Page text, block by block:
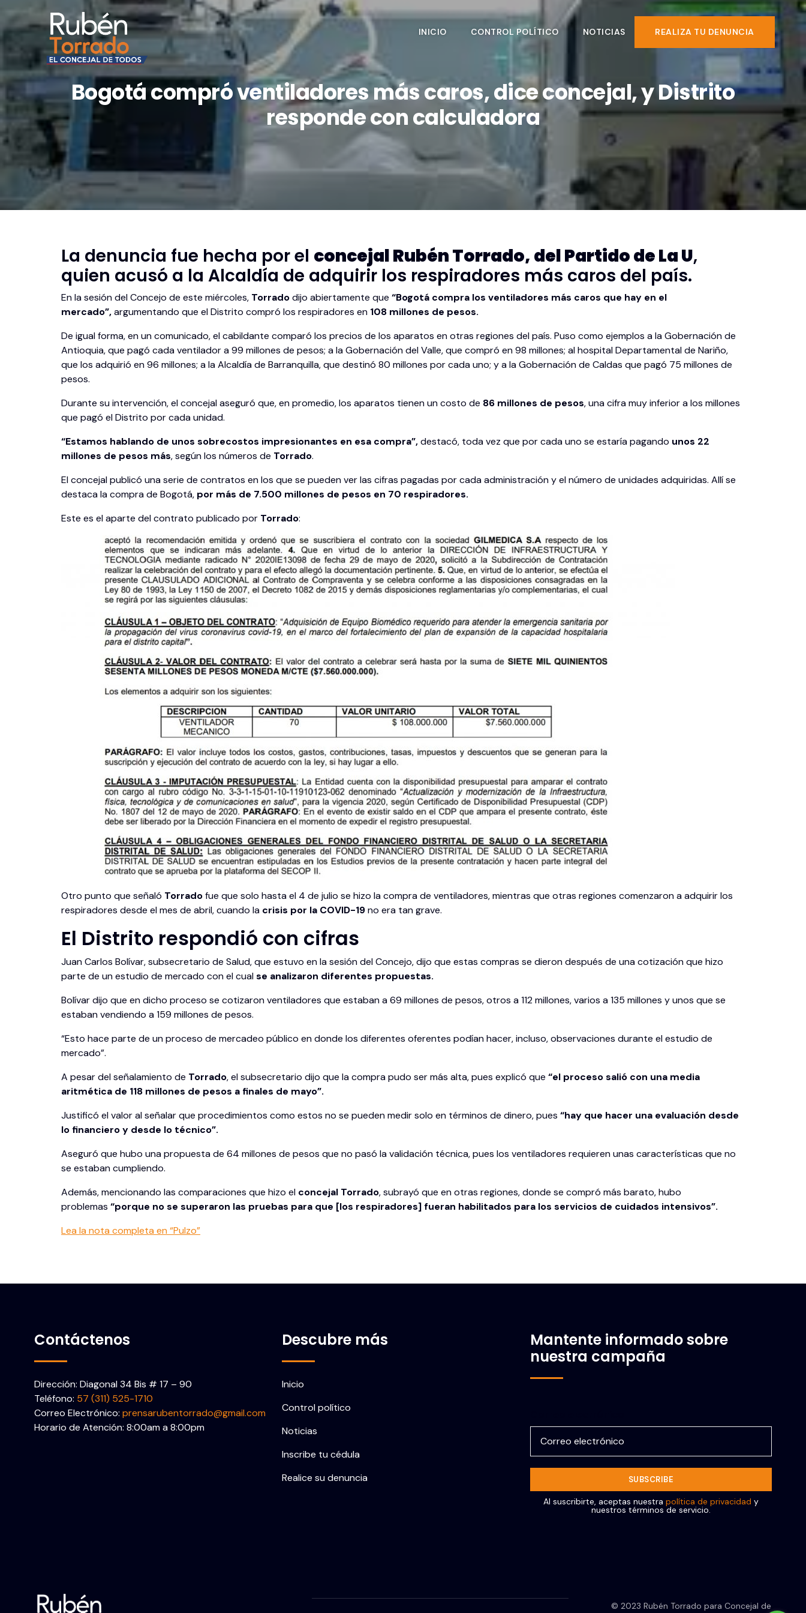
INICIO CONTROL POLÍTICO NOTICIAS REALIZA TU DENUNCIA
Bogotá compró ventiladores más caros, dice concejal, y Distrito
responde con calculadora
La denuncia fue hecha por el concejal Rubén Torrado, del Partido de La U,
quien acusó a la Alcaldía de adquirir los respiradores más caros del país.
En la sesión del Concejo de este miércoles, Torradodijo abiertamente que “Bogotá compra los ventiladores más caros que hay en el
mercado”,argumentando que el Distrito compró los respiradores en 108 millones de pesos.
De igual forma, en un comunicado, el cabildante comparó los precios de los aparatos en otras regiones del país. Puso como ejemplos a la Gobernación de
Antioquia, que pagó cada ventilador a 99 millones de pesos; a la Gobernación del Valle, que compró en 98 millones; al hospital Departamental de Nariño,
que los adquirió en 96 millones; a la Alcaldía de Barranquilla, que destinó 80 millones por cada uno; y a la Gobernación de Caldas que pagó 75 millones de
pesos.
Durante su intervención, el concejal aseguró que, en promedio, los aparatos tienen un costo de 86 millones de pesos, una cifra muy inferior a los millones
que pagó el Distrito por cada unidad.
“Estamos hablando de unos sobrecostos impresionantes en esa compra”,destacó, toda vez que por cada uno se estaría pagando unos 22
millones de pesos más, según los números de Torrado.
El concejal publicó una serie de contratos en los que se pueden ver las cifras pagadas por cada administración y el número de unidades adquiridas. Allí se
destaca la compra de Bogotá, por más de 7.500 millones de pesos en 70 respiradores.
Este es el aparte del contrato publicado por Torrado:
Otro punto que señaló Torradofue que solo hasta el 4 de julio se hizo la compra de ventiladores, mientras que otras regiones comenzaron a adquirir los
respiradores desde el mes de abril, cuando la crisis por la COVID-19no era tan grave.
El Distrito respondió con cifras
Juan Carlos Bolívar, subsecretario de Salud, que estuvo en la sesión del Concejo, dijo que estas compras se dieron después de una cotización que hizo
parte de un estudio de mercado con el cualse analizaron diferentes propuestas.
Bolívar dijo que en dicho proceso se cotizaron ventiladores que estaban a 69 millones de pesos, otros a 112 millones, varios a 135 millones y unos que se
estaban vendiendo a 159 millones de pesos.
“Esto hace parte de un proceso de mercadeo público en donde los diferentes oferentes podían hacer, incluso, observaciones durante el estudio de
mercado”.
A pesar del señalamiento de Torrado, el subsecretario dijo que la compra pudo ser más alta, pues explicó que “el proceso salió con una media
aritmética de 118 millones de pesos a finales de mayo”.
Justificó el valor al señalar que procedimientos como estos no se pueden medir solo en términos de dinero, pues “hay que hacer una evaluación desde
lo financiero y desde lo técnico”.
Aseguró que hubo una propuesta de 64 millones de pesos que no pasó la validación técnica, pues los ventiladores requieren unas características que no
se estaban cumpliendo.
Además, mencionando las comparaciones que hizo el concejal Torrado, subrayó que en otras regiones, donde se compró más barato, hubo
problemas “porque no se superaron las pruebas para que [los respiradores] fueran habilitados para los servicios de cuidados intensivos”.
Lea la nota completa en “Pulzo”
Contáctenos
Dirección: Diagonal 34 Bis # 17 – 90
Teléfono: 57 (311) 525-1710
Correo Electrónico: prensarubentorrado@gmail.com
Horario de Atención: 8:00am a 8:00pm
Descubre más
Inicio
Control político
Noticias
Inscribe tu cédula
Realice su denuncia
Mantente informado sobre
nuestra campaña
Al suscribirte, aceptas nuestra política de privacidad y
nuestros términos de servicio.
© 2023 Rubén Torrado para Concejal de